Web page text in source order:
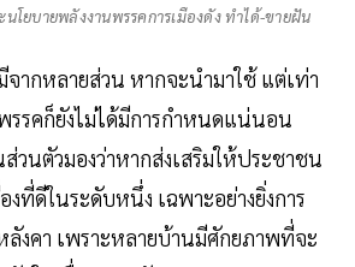
โยบายพลังงานพรรคการเมืองดัง ทำได้-ขายฝัน
จากหลายส่วน หากจะนำมาใช้ แต่เท่า
รคก็ยังไม่ได้มีการกำหนดแน่นอน
วนตัวมองว่าหากส่งเสริมให้ประชาชน
งที่ดีในระดับหนึ่ง เฉพาะอย่างยิ่งการ
ลังคา เพราะหลายบ้านมีศักยภาพที่จะ